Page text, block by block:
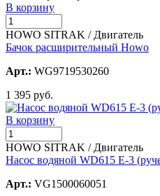
В корзину
HOWO SITRAK / Двигатель
Бачок расширительный Howо
Арт.: WG9719530260
1 395 руб.
В корзину
HOWO SITRAK / Двигатель
Насос водяной WD615 Е-3
Арт.: VG1500060051